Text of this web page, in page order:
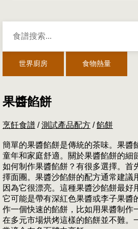
世界廚房 食物熱量
果醬餡餅
烹飪食譜 /測試產品配方 /餡餅
簡單的果醬餡餅是傳統的茶味。果醬
童年和家庭舒適。關於果醬餡餅的
如何制作果醬餡餅？有很多選擇。首
擇面團。果醬沙餡餅的配方通常建議
因為它很漂亮。這種果醬沙餡餅最好
它可能是帶有深紅色果醬或李子果醬
作一個快速的餡餅，比如用果醬制作
在多元市場烘烤這樣的餡餅並不難。